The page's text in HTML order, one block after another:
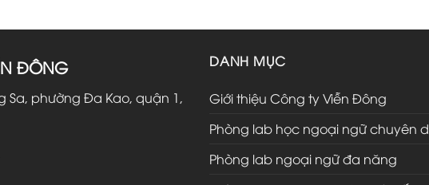
ĐÔNG
Sa, phường Đa Kao, quận 1,
DANH MỤC
Giới thiệu Công ty Viễn Đông
Phòng lab học ngoại ngữ chuyên
Phòng lab ngoại ngữ đa năng